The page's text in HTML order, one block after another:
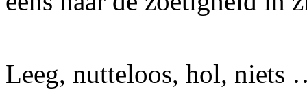
Leeg, nutteloos, hol,